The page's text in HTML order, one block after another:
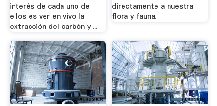
interés de cada uno de
ellos es ver en vivo la
extracción del carbón y ...
directamente a nuestra
flora y fauna.